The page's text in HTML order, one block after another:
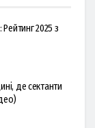
2025 з
де сектанти